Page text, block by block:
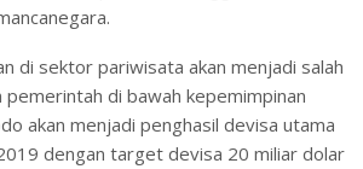
di sektor pariwisata akan menjadi salah
di bawah kepemimpinan
akan menjadi penghasil devisa utama
dengan target devisa 20 miliar dolar